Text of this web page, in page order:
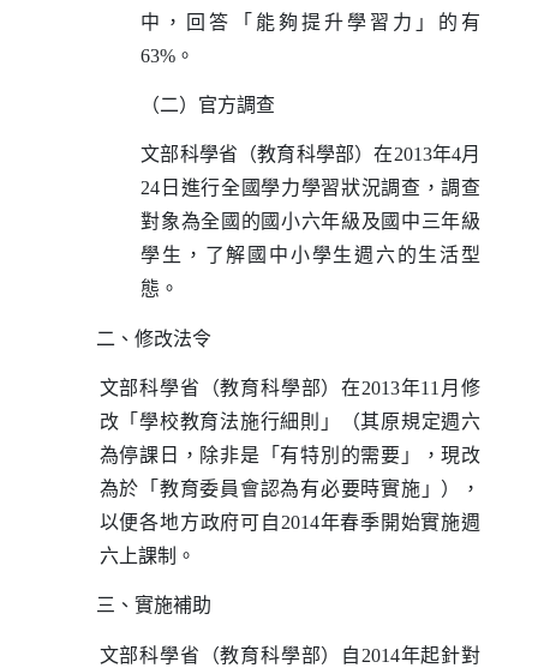
中，回答「能夠提升學習力」的有
63% 。
（二）官方調查
文部科學省（教育科學部）在2013年4月
24 日 進行全國學力學習狀況調查，調查
對象為全國的國小六年級及國中三年級
學生，了解國中小學生週六的生活型
態。
二、修改法令
文部科學省（教育科學部）在2013年11 月修
改「學校教育法施行細則」（其原規定週六
為停課日，除非是「有特別的需要」，現改
為於「教育委員會認為有必要時實施」），
以便各地方政府可自 2014年春季開始實施週
六上課制。
三、實施補助
文部科學省（教育科學部）自 2014年起針對